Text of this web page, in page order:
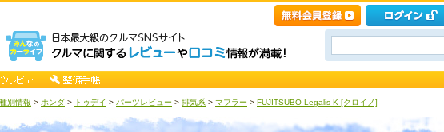
別情報 > ホンダ > トゥデイ > パーツレビュー > 排気系 > マフラー > FUJITSUBO Legalis K [クロイノ]